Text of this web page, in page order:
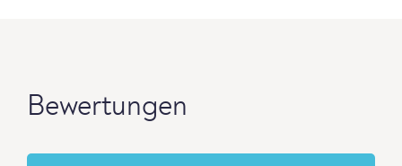
Bewertungen